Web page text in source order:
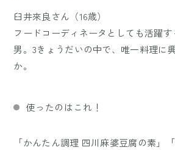
臼井來良さん（16歳）
フードコーディネータとしても活躍
男。3きょうだいの中で、唯一料理に
か。
使ったのはこれ！
「かんたん調理 四川麻婆豆腐の素」